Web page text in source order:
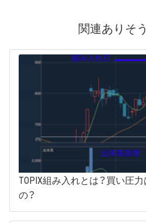
関連ありそ
TOPIX組み入れとは？買い圧
の？